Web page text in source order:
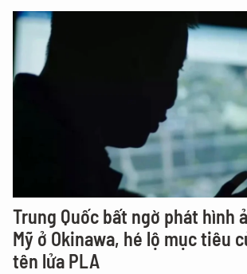
Trung Quốc bất ngờ phát hình
Mỹ ở Okinawa, hé lộ mục tiêu
tên lửa PLA